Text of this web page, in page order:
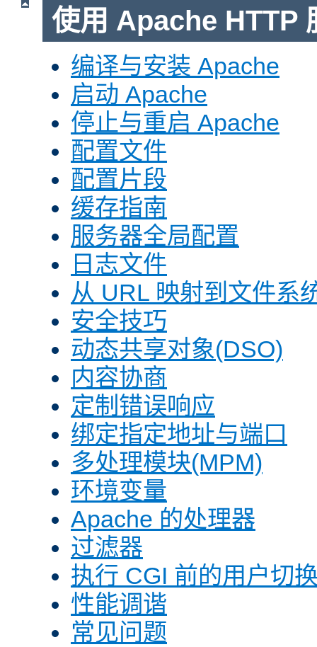
使用 Apache HTTP
编译与安装 Apache
启动 Apache
停止与重启 Apache
配置文件
配置片段
缓存指南
服务器全局配置
日志文件
从 URL 映射到文件系
安全技巧
动态共享对象(DSO)
内容协商
定制错误响应
绑定指定地址与端口
多处理模块(MPM)
环境变量
Apache 的处理器
过滤器
执行 CGI 前的用户切
性能调谐
常见问题